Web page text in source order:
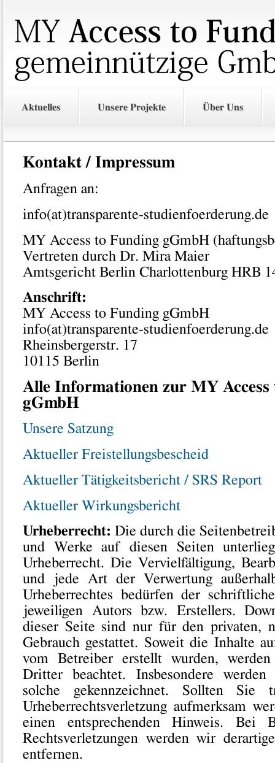
Aktuelles Unsere Projekte Über Uns
Kontakt / Impressum
Anfragen an:
info(at)transparente-studienfoerderung.de
MY Access to Funding gGmbH
Vertreten durch Dr. Mira Maier
Amtsgericht Berlin Charlottenburg HRB
Anschrift:
MY Access to Funding gGmbH
info(at)transparente-studienfoerderung.de
Rheinsbergerstr. 17
10115 Berlin
Alle Informationen zur MY
gGmbH
Unsere Satzung
Aktueller Freistellungsbescheid
Aktueller Tätigkeitsbericht / SRS Report
Aktueller Wirkungsbericht
Urheberrecht: Die durch die
und Werke auf diesen Seiten
Urheberrecht. Die Vervielfältigung,
und jede Art der Verwertung
Urheberrechtes bedürfen der
jeweiligen Autors bzw. Erstellers.
dieser Seite sind nur für den privaten,
Gebrauch gestattet. Soweit die Inhalte
vom Betreiber erstellt wurden,
Dritter beachtet. Insbesondere
solche gekennzeichnet. Sollten Sie
Urheberrechtsverletzung aufmerksam
einen entsprechenden Hinweis. Bei
Rechtsverletzungen werden wir
entfernen.